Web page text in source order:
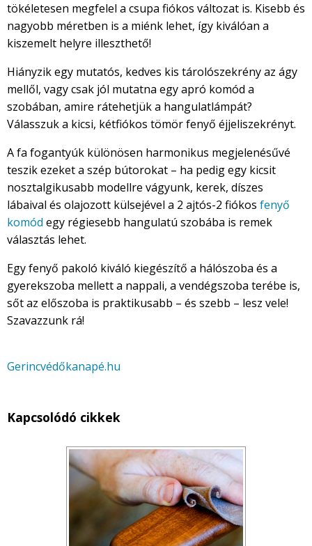
tökéletesen megfelel a csupa fiókos változat is. Kisebb és
nagyobb méretben is a miénk lehet, így kiválóan a
kiszemelt helyre illeszthető!
Hiányzik egy mutatós, kedves kis tárolószekrény az ágy
mellől, vagy csak jól mutatna egy apró komód a
szobában, amire rátehetjük a hangulatlámpát?
Válasszuk a kicsi, kétfiókos tömör fenyő éjjeliszekrényt.
A fa fogantyúk különösen harmonikus megjelenésűvé
teszik ezeket a szép bútorokat – ha pedig egy kicsit
nosztalgikusabb modellre vágyunk, kerek, díszes
lábaival és olajozott külsejével a 2 ajtós-2 fiókos fenyő
komód egy régiesebb hangulatú szobába is remek
választás lehet.
Egy fenyő pakoló kiváló kiegészítő a hálószoba és a
gyerekszoba mellett a nappali, a vendégszoba terébe is,
sőt az előszoba is praktikusabb – és szebb – lesz vele!
Szavazzunk rá!
Gerincvédőkanapé.hu
Kapcsolódó cikkek